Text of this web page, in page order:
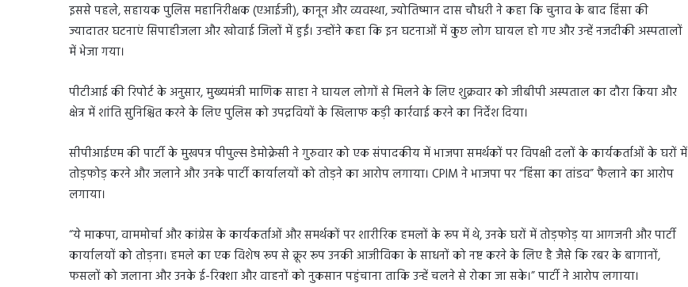
इससे पहले, सहायक पुलिस महानिरीक्षक (एआईजी), कानून और व्यवस्था, ज्योतिष्मान दास चौधरी ने कहा कि चुनाव के बाद हिंसा की
ज्यादातर घटनाएं सिपाहीजला और खोवाई जिलों में हुईं। उन्होंने कहा कि इन घटनाओं में कुछ लोग घायल हो गए और उन्हें नजदीकी अस्पतालों
में भेजा गया।
पीटीआई की रिपोर्ट के अनुसार, मुख्यमंत्री माणिक साहा ने घायल लोगों से मिलने के लिए शुक्रवार को जीबीपी अस्पताल का दौरा किया और
क्षेत्र में शांति सुनिश्चित करने के लिए पुलिस को उपद्रवियों के खिलाफ कड़ी कार्रवाई करने का निर्देश दिया।
सीपीआईएम की पार्टी के मुखपत्र पीपुल्स डेमोक्रेसी ने गुरुवार को एक संपादकीय में भाजपा समर्थकों पर विपक्षी दलों के कार्यकर्ताओं के घरों में
तोड़फोड़ करने और जलाने और उनके पार्टी कार्यालयों को तोड़ने का आरोप लगाया। CPIM ने भाजपा पर “हिंसा का तांडव” फैलाने का आरोप
लगाया।
“ये माकपा, वाममोर्चा और कांग्रेस के कार्यकर्ताओं और समर्थकों पर शारीरिक हमलों के रूप में थे, उनके घरों में तोड़फोड़ या आगजनी और पार्टी
कार्यालयों को तोड़ना। हमले का एक विशेष रूप से क्रूर रूप उनकी आजीविका के साधनों को नष्ट करने के लिए है जैसे कि रबर के बागानों,
फसलों को जलाना और उनके ई-रिक्शा और वाहनों को नुकसान पहुंचाना ताकि उन्हें चलने से रोका जा सके।” पार्टी ने आरोप लगाया।